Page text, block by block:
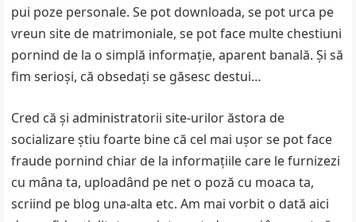
pui poze personale. Se pot downloada, se pot urca pe
vreun site de matrimoniale, se pot face multe chestiuni
pornind de la o simplă informaţie, aparent banală. Şi să
fim serioşi, că obsedaţi se găsesc destui…
Cred că şi administratorii site-urilor ăstora de
socializare ştiu foarte bine că cel mai uşor se pot face
fraude pornind chiar de la informaţiile care le furnizezi
cu mâna ta, uploadând pe net o poză cu moaca ta,
scriind pe blog una-alta etc. Am mai vorbit o dată aici